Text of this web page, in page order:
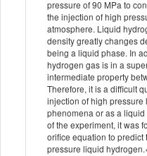
pressure of 90 MPa to
the injection of high
atmosphere. Liquid
density greatly changes
being a liquid phase. In
hydrogen gas is in a
intermediate property
Therefore, it is a difficult
injection of high
phenomena or as a
of the experiment, it was
orifice equation to predict
pressure liquid